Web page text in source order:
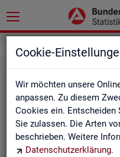
Cookie-
Wir möchten unsere
anpassen. Zu diesem
Cookies ein.
Sie zulassen. Die Arten
beschrieben. Weitere
Datenschutzerklärung.